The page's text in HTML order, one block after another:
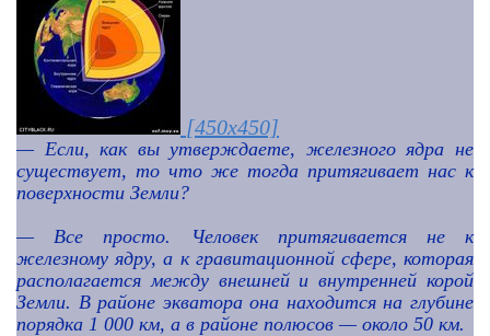
[450x450]
— Если, как вы утверждаете, железного ядра не
существует, то что же тогда притягивает нас к
поверхности Земли?
— Все просто. Человек притягивается не к
железному ядру, а к гравитационной сфере, которая
располагается между внешней и внутренней корой
Земли. В районе экватора она находится на глубине
порядка 1 000 км, а в районе полюсов — около 50 км.